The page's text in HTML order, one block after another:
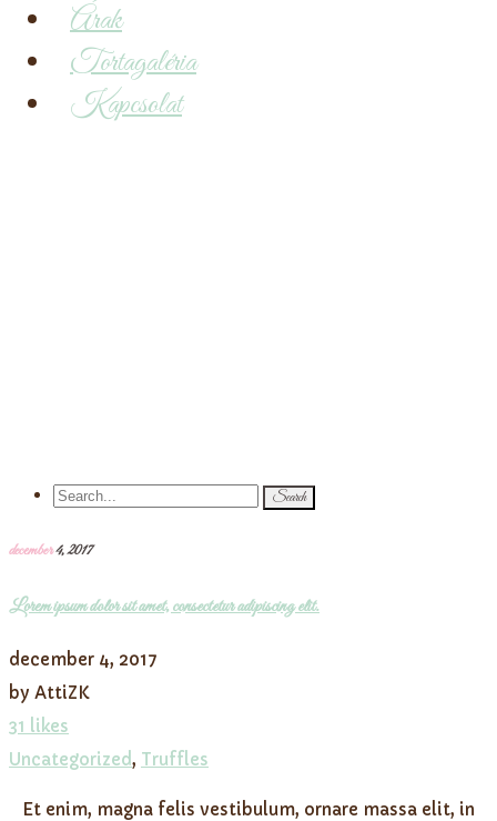
Árak
Tortagaléria
Kapcsolat
Search
december4,2017
Lorem ipsum dolor sit amet, consectetur adipiscing elit.
december 4, 2017
by AttiZK
31 likes
Uncategorized, Truffles
Et enim, magna felis vestibulum, ornare massa elit, in